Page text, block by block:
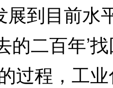
展到目前水
的二百年’
的过程，工